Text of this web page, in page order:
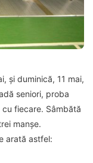
și duminică, 11 mai,
seniori, proba
fiecare. Sâmbătă
manșe.
arată astfel: